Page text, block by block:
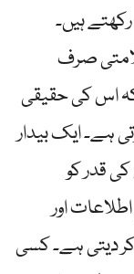
ہیں۔
صرف
اس کی حقیقی
ہے۔ ایک بیدار
قدر کو
اور
کر دیتی ہے۔ کسی